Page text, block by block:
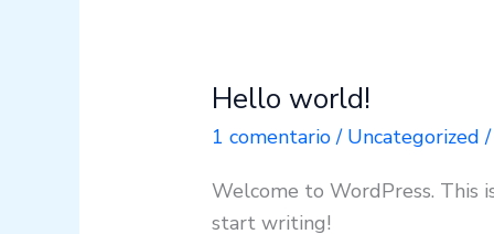
Hello world!
1 comentario / Uncategorized /
Welcome to WordPress. This
start writing!
Hello
world!